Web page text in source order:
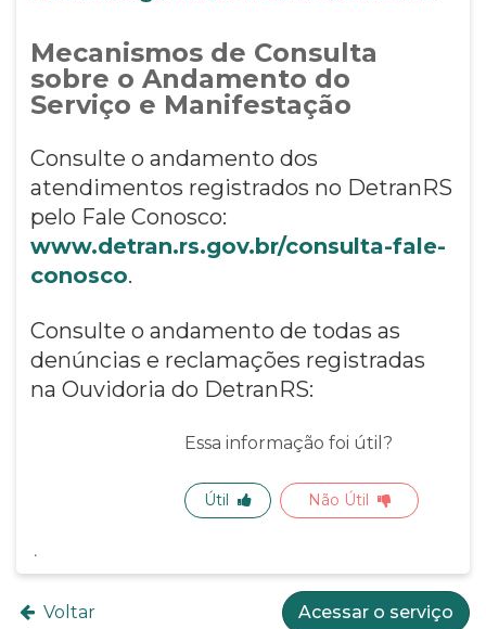
Mecanismos de Consulta
sobre o Andamento do
Serviço e Manifestação
Consulte o andamento dos
atendimentos registrados no DetranRS
pelo Fale Conosco:
www.detran.rs.gov.br/consulta-fale-
conosco.
Consulte o andamento de todas as
denúncias e reclamações registradas
na Ouvidoria do DetranRS:
Essa informação foi útil?
Útil Não Útil
Voltar Acessar o serviço